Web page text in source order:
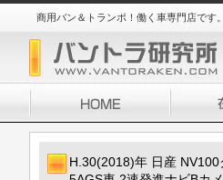
商用バン＆トランポ！働く車専門店です。
H.30(2018)年 日産